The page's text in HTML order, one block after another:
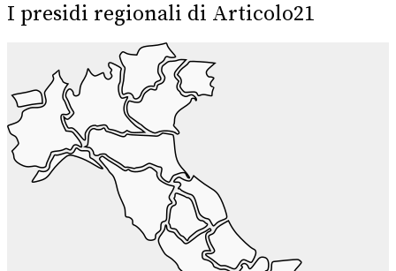
I presidi regionali di Articolo21